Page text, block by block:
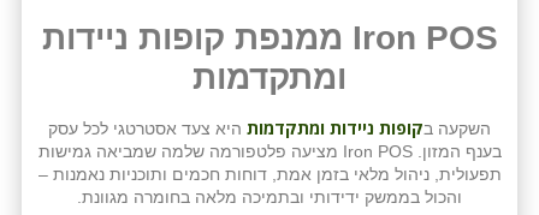
Iron POS ממנפת קופות ניידות
ומתקדמות
השקעה בקופות ניידות ומתקדמות היא צעד אסטרטגי לכל עסק
בענף המזון. Iron POS מציעה פלטפורמה שלמה שמביאה גמישות
תפעולית, ניהול מלאי בזמן אמת, דוחות חכמים ותוכניות נאמנות –
והכול בממשק ידידותי ובתמיכה מלאה בחומרה מגוונת.